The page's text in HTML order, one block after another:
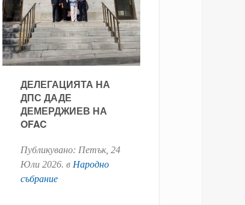
ДЕЛЕГАЦИЯТА НА
ДПС ДАДЕ
ДЕМЕРДЖИЕВ НА
OFAC
Публикувано: Петък, 24
Юли 2026. в Народно
събрание